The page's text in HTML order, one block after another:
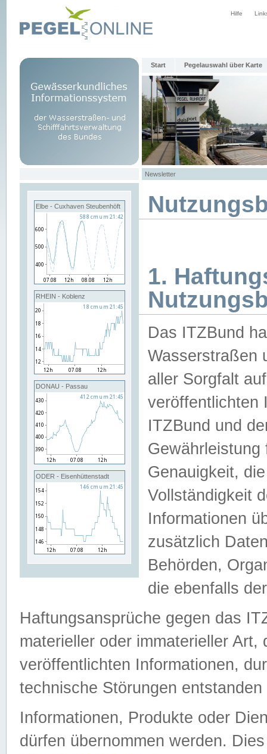
Hilfe
Start Pegelauswahl über Karte
Newsletter
Elbe - Cuxhaven Steubenhöft
RHEIN - Koblenz
DONAU - Passau
ODER - Eisenhüttenstadt
1.
Das ITZBund
Wasserstraßen
aller Sorgfalt
veröffentlichten
ITZBund und
Genauigkeit,
Vollständigkeit
Informationen
zusätzlich
Behörden,
die ebenfalls
Haftungsansprüche gegen das
materieller oder immaterieller
veröffentlichten Informationen,
technische Störungen
Informationen, Produkte oder
dürfen übernommen werden.